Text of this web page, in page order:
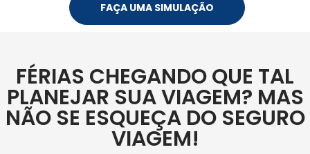
FAÇA UMA SIMULAÇÃO
FÉRIAS CHEGANDO QUE TAL
PLANEJAR SUA VIAGEM? MAS
NÃO SE ESQUEÇA DO SEGURO
VIAGEM!